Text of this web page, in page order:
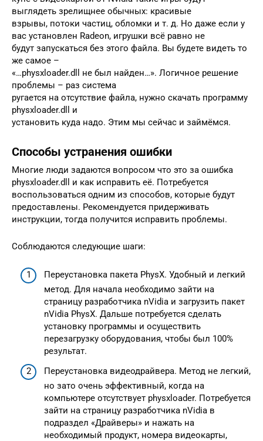
выглядеть зрелищнее обычных: красивые
взрывы, потоки частиц, обломки и т. д. Но даже если у
вас установлен Radeon, игрушки всё равно не
будут запускаться без этого файла. Вы будете видеть то
же самое –
«…physxloader.dll не был найден…». Логичное решение
проблемы – раз система
ругается на отсутствие файла, нужно скачать программу
physxloader.dll и
установить куда надо. Этим мы сейчас и займёмся.
Способы устранения ошибки
Многие люди задаются вопросом что это за ошибка
physxloader.dll и как исправить её. Потребуется
воспользоваться одним из способов, которые будут
предоставлены. Рекомендуется придерживать
инструкции, тогда получится исправить проблемы.
Соблюдаются следующие шаги:
Переустановка пакета PhysX. Удобный и легкий
метод. Для начала необходимо зайти на
страницу разработчика nVidia и загрузить пакет
nVidia PhysX. Дальше потребуется сделать
установку программы и осуществить
перезагрузку оборудования, чтобы был 100%
результат.
Переустановка видеодрайвера. Метод не легкий,
но зато очень эффективный, когда на
компьютере отсутствует physxloader. Потребуется
зайти на страницу разработчика nVidia в
подраздел «Драйверы» и нажать на
необходимый продукт, номера видеокарты,